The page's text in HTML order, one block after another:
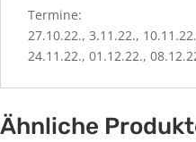
Termine:
27.10.22., 3.11.22.,
24.11.22., 01.12.22.,
Ähnliche